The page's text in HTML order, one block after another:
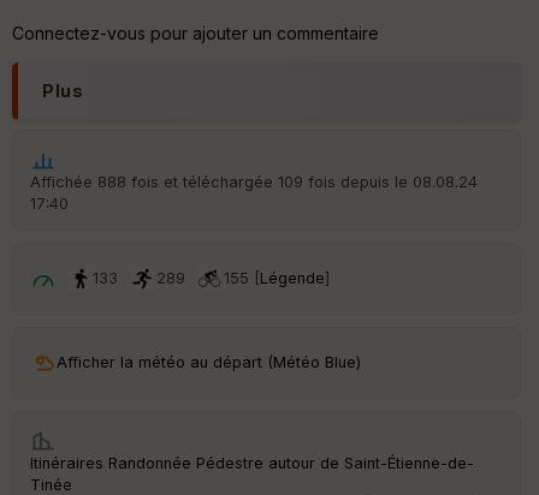
Connectez-vous pour ajouter un commentaire
Plus
Affichée 888 fois et téléchargée 109 fois depuis le 08.08.24
17:40
133 289 155 [Légende]
Afficher la météo au départ (Météo Blue)
Itinéraires Randonnée Pédestre autour de Saint-Étienne-de-
Tinée